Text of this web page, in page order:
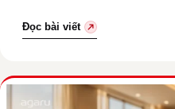
Đọc bài viết